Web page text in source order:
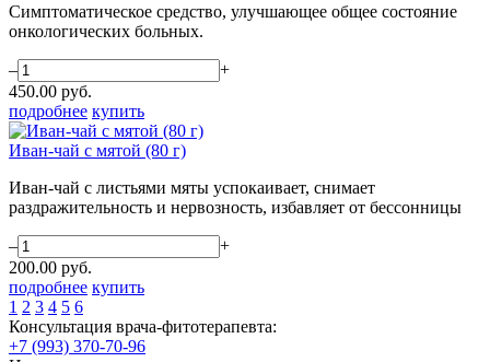
Симптоматическое средство, улучшающее общее состояние
онкологических больных.
–
+
450.00 руб.
подробнее купить
Иван-чай с мятой (80 г)
Иван-чай с листьями мяты успокаивает, снимает
раздражительность и нервозность, избавляет от бессонницы
–
+
200.00 руб.
подробнее купить
1 2 3 4 5 6
Консультация врача-фитотерапевта:
+7 (993) 370-70-96